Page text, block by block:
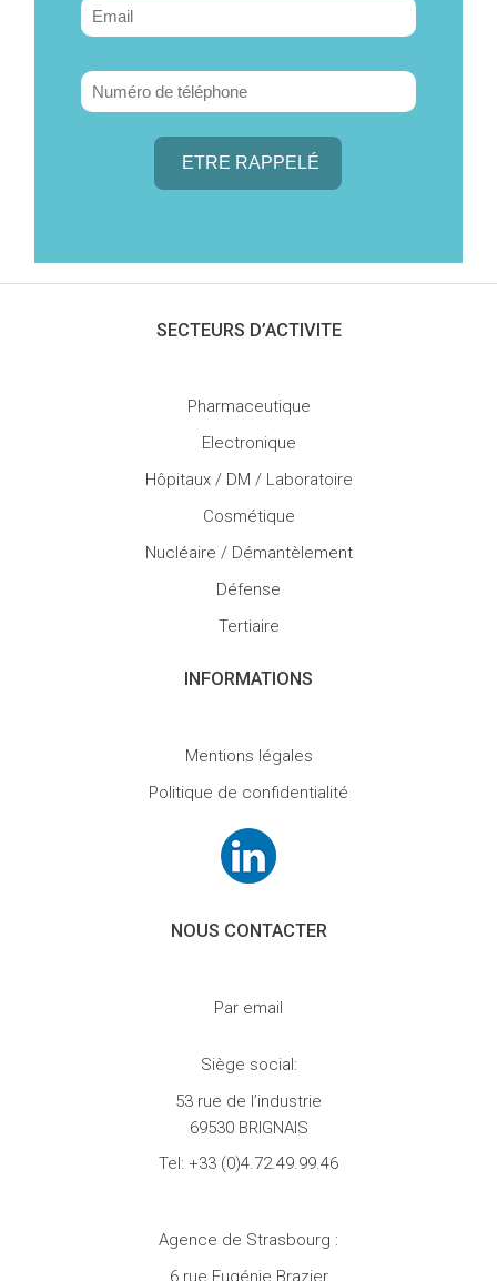
SECTEURS D’ACTIVITE
Pharmaceutique
Electronique
Hôpitaux / DM / Laboratoire
Cosmétique
Nucléaire / Démantèlement
Défense
Tertiaire
INFORMATIONS
Mentions légales
Politique de confidentialité
NOUS CONTACTER
Par email
Siège social:
53 rue de l’industrie
69530 BRIGNAIS
Tel: +33 (0)4.72.49.99.46
Agence de Strasbourg :
6 rue Eugénie Brazier